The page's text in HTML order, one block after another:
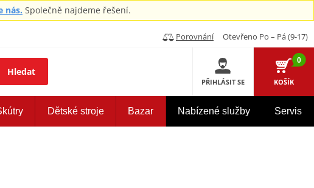
nás. Společně najdeme řešení.
Porovnání Otevřeno Po – Pá (9-17)
Hledat
PŘIHLÁSIT SE
0
KOŠÍK
Dětské stroje Bazar Nabízené služby Servis